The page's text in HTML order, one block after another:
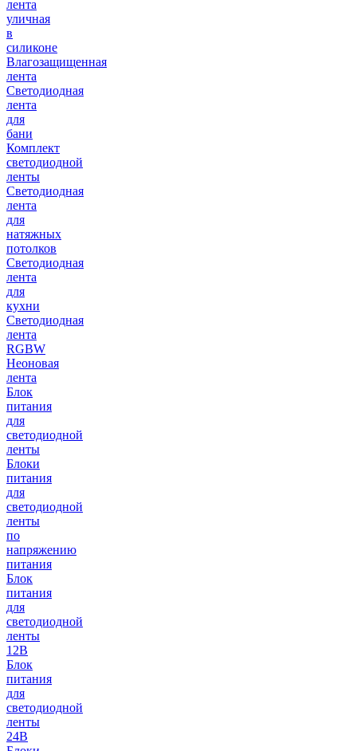
лента
уличная
в
силиконе
Влагозащищенная
лента
Светодиодная
лента
для
бани
Комплект
светодиодной
ленты
Светодиодная
лента
для
натяжных
потолков
Светодиодная
лента
для
кухни
Светодиодная
лента
RGBW
Неоновая
лента
Блок
питания
для
светодиодной
ленты
Блоки
питания
для
светодиодной
ленты
по
напряжению
питания
Блок
питания
для
светодиодной
ленты
12В
Блок
питания
для
светодиодной
ленты
24В